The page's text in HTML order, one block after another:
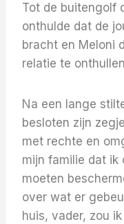
Tot de buitengolf
onthulde dat de
bracht en Meloni
relatie te
Na een lange
besloten zijn
met rechte en
mijn familie dat ik
moeten
over wat er
huis, vader, zou